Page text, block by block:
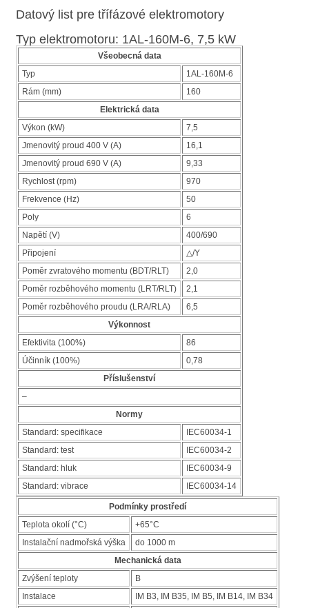
Datový list pre třífázové elektromotory
Typ elektromotoru: 1AL-160M-6, 7,5 kW
Všeobecná data
Typ
1AL-160M-6
Rám (mm)
160
Elektrická data
Výkon (kW)
7,5
Jmenovitý proud 400 V (A)
16,1
Jmenovitý proud 690 V (A)
9,33
Rychlost (rpm)
970
Frekvence (Hz)
50
Poly
6
Napětí (V)
400/690
Připojení
△/Y
Poměr zvratového momentu (BDT/RLT)
2,0
Poměr rozběhového momentu (LRT/RLT)
2,1
Poměr rozběhového proudu (LRA/RLA)
6,5
Výkonnost
Efektivita (100%)
86
Účinník (100%)
0,78
Příslušenství
–
Normy
Standard: specifikace
IEC60034-1
Standard: test
IEC60034-2
Standard: hluk
IEC60034-9
Standard: vibrace
IEC60034-14
Podmínky prostředí
Teplota okolí (°C)
+65°C
Instalační nadmořská výška
do 1000 m
Mechanická data
Zvýšení teploty
B
Instalace
IM B3, IM B35, IM B5, IM B14, IM B34